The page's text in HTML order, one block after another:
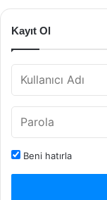
Kayıt Ol
Beni hatırla